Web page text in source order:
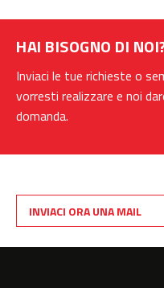
HAI BISOGNO DI
Inviaci le tue richieste o
vorresti realizzare e noi
domanda.
INVIACI ORA UNA MAIL